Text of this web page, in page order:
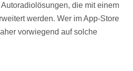
die mit einem
werden. Wer im App-Store
vorwiegend auf solche